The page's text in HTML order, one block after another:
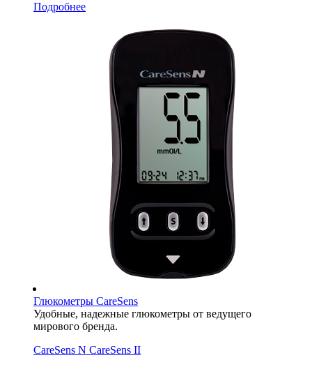
Подробнее
Глюкометры CareSens
Удобные, надежные глюкометры от ведущего
мирового бренда.
CareSens N CareSens II